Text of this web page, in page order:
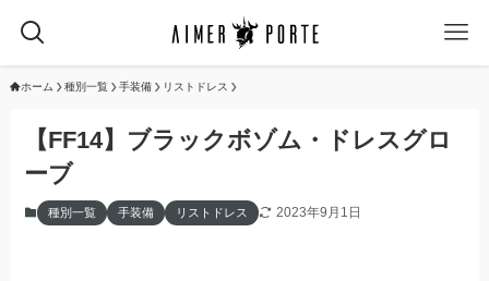
ホーム 種別一覧 手装備 リストドレス
【FF14】ブラックボゾム・ドレスグロ
ーブ
種別一覧 手装備 リストドレス 2023年9月1日